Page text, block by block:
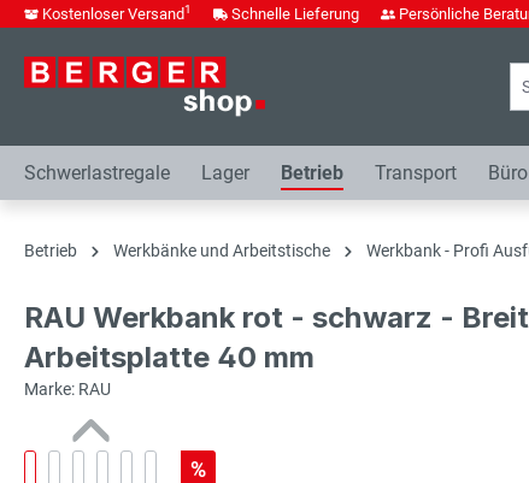
Zur Hauptnavigation springen
Kostenloser Versand1 Schnelle Lieferung Persönliche
Schwerlastregale Lager Betrieb Transport Büro
Betrieb Werkbänke und Arbeitstische Werkbank - Profi
RAU Werkbank rot - schwarz -
Arbeitsplatte 40 mm
Marke: RAU
%